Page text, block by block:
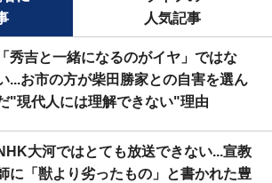
人気記事
「秀吉と一緒になるのがイヤ」ではな
...お市の方が柴田勝家との自害を選ん
"現代人には理解できない"理由
大河ではとても放送できない...宣教
に「獣より劣ったもの」と書かれた豊